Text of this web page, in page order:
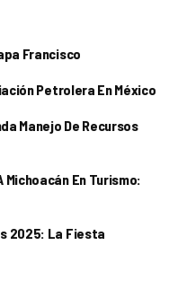
Francisco
Petrolera En México
Manejo De Recursos
En Turismo:
2025: La Fiesta